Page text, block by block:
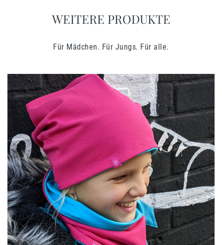
WEITERE PRODUKTE
Für Mädchen. Für Jungs. Für alle.